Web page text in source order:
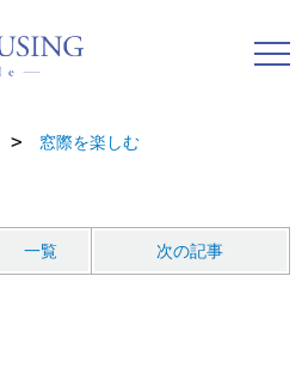
窓際を楽しむ
一覧 次の記事